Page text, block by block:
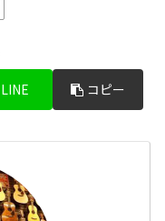
LINE コピー